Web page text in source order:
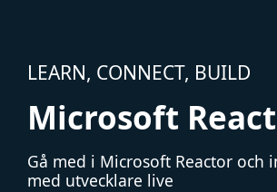
LEARN, CONNECT, BUILD
Microsoft
Gå med i Microsoft Reactor och
med utvecklare live